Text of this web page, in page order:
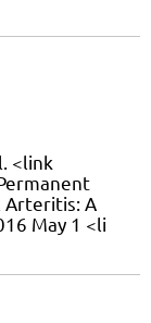
<link
Arteritis: A
May 1 <li